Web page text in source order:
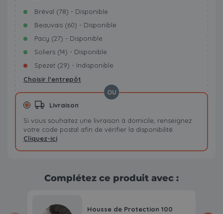
Bréval (78) - Disponible
Beauvais (60) - Disponible
Pacy (27) - Disponible
Soliers (14) - Disponible
Spezet (29) - Indisponible
Choisir l'entrepôt
OU
Livraison
Si vous souhaitez une livraison à domicile, renseignez
votre code postal afin de vérifier la disponibilité.
Cliquez-ici
Complétez ce produit avec :
Housse de Protection 100